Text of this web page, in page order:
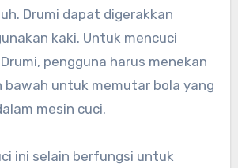
Drumi dapat digerakkan
kaki. Untuk mencuci
pengguna harus menekan
bawah untuk memutar bola yang
mesin cuci.
ini selain berfungsi untuk